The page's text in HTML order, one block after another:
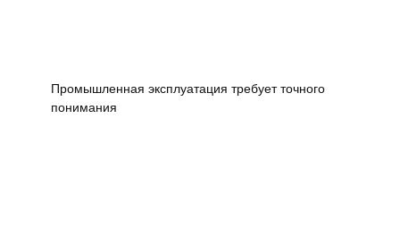
Промышленная эксплуатация требует точного
понимания